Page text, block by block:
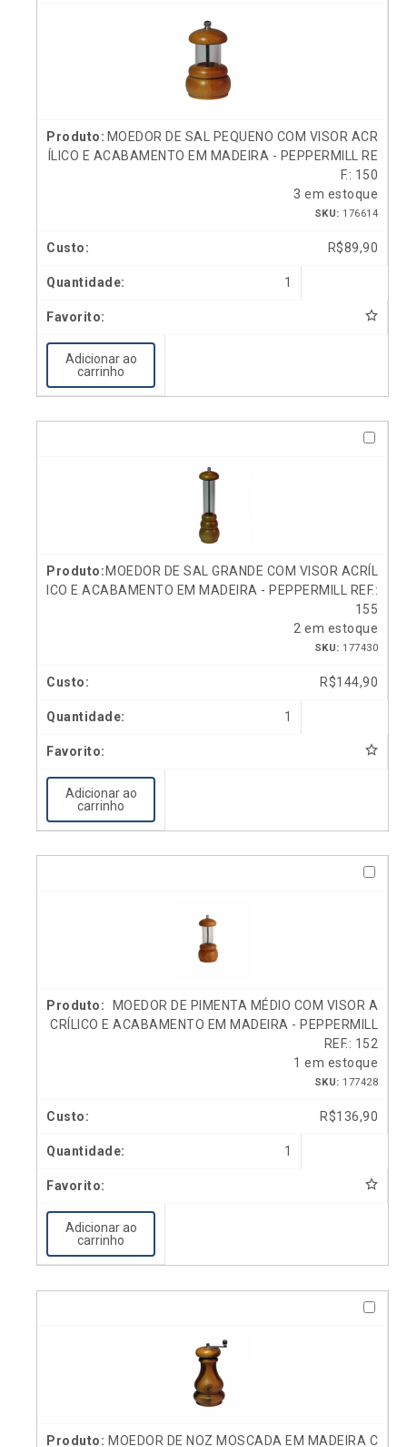
MOEDOR DE SAL PEQUENO COM VISOR ACR
ÍLICO E ACABAMENTO EM MADEIRA - PEPPERMILL RE
F.: 150
3 em estoque
SKU: 176614
R$89,90
1
Adicionar ao
carrinho
MOEDOR DE SAL GRANDE COM VISOR ACRÍL
ICO E ACABAMENTO EM MADEIRA - PEPPERMILL REF.:
155
2 em estoque
SKU: 177430
R$144,90
1
Adicionar ao
carrinho
MOEDOR DE PIMENTA MÉDIO COM VISOR A
CRÍLICO E ACABAMENTO EM MADEIRA - PEPPERMILL
REF.: 152
1 em estoque
SKU: 177428
R$136,90
1
Adicionar ao
carrinho
MOEDOR DE NOZ MOSCADA EM MADEIRA C